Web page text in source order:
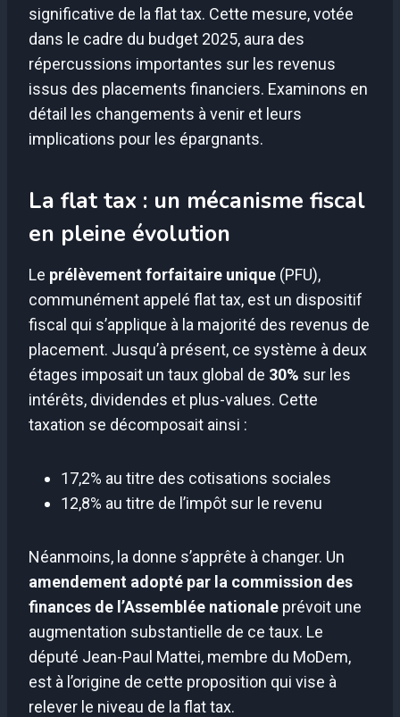
significative de la flat tax. Cette mesure, votée
dans le cadre du budget 2025, aura des
répercussions importantes sur les revenus
issus des placements financiers. Examinons en
détail les changements à venir et leurs
implications pour les épargnants.
La flat tax : un mécanisme fiscal
en pleine évolution
Le prélèvement forfaitaire unique (PFU),
communément appelé flat tax, est un dispositif
fiscal qui s’applique à la majorité des revenus de
placement. Jusqu’à présent, ce système à deux
étages imposait un taux global de 30% sur les
intérêts, dividendes et plus-values. Cette
taxation se décomposait ainsi :
17,2% au titre des cotisations sociales
12,8% au titre de l’impôt sur le revenu
Néanmoins, la donne s’apprête à changer. Un
amendement adopté par la commission des
finances de l’Assemblée nationale prévoit une
augmentation substantielle de ce taux. Le
député Jean-Paul Mattei, membre du MoDem,
est à l’origine de cette proposition qui vise à
relever le niveau de la flat tax.